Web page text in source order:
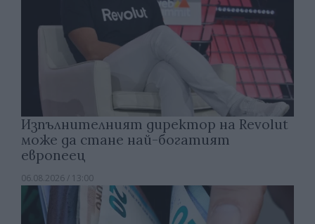
Изпълнителният директор на Revolut
може да стане най-богатият
европеец
06.08.2026 / 13:00